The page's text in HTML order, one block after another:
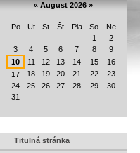
«August 2026»
Po Ut St Št Pia So
Ne
1
2
3
4 5 6 7 8
9
10
11 12 13 14 15
16
17
18 19 20 21 22
23
24
25 26 27 28 29
30
31
Titulná stránka